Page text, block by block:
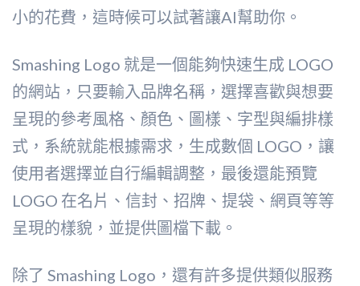
小的花費，這時候可以試著讓AI幫助你。
Smashing Logo 就是一個能夠快速生成 LOGO
的網站，只要輸入品牌名稱，選擇喜歡與想要
呈現的參考風格、顏色、圖樣、字型與編排樣
式，系統就能根據需求，生成數個 LOGO，讓
使用者選擇並自行編輯調整，最後還能預覽
LOGO 在名片、信封、招牌、提袋、網頁等等
呈現的樣貌，並提供圖檔下載。
除了 Smashing Logo，還有許多提供類似服務